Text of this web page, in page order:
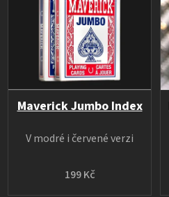
Maverick Jumbo Index
199 Kč
V modré i červené verzi